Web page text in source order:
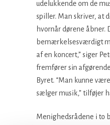
udelukkende om de
spiller. Man skriver, at
hvornår dørene åbner.
bemærkelsesværdigt
af en koncert,” siger
fremfører sin
Byret. “Man kunne
sælger musik,” tilføjer
Menighedsrådene i to